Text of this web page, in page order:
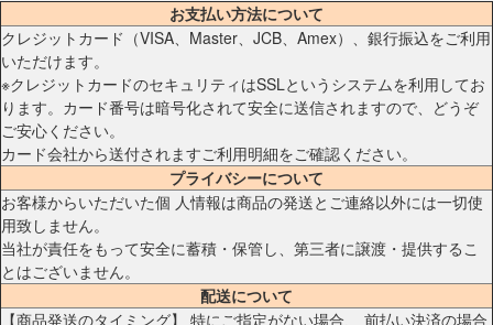
お支払い方法について
クレジットカード（VISA、Master、JCB、Amex）、銀行振込をご利用
いただけます。
※クレジットカードのセキュリティはSSLというシステムを利用してお
ります。カード番号は暗号化されて安全に送信されますので、どうぞ
ご安心ください。
カード会社から送付されますご利用明細をご確認ください。
プライバシーについて
お客様からいただいた個 人情報は商品の発送とご連絡以外には一切使
用致しません。
当社が責任をもって安全に蓄積・保管し、第三者に譲渡・提供するこ
とはございません。
配送について
【商品発送のタイミング】 特にご指定がない場合、 前払い決済の場合